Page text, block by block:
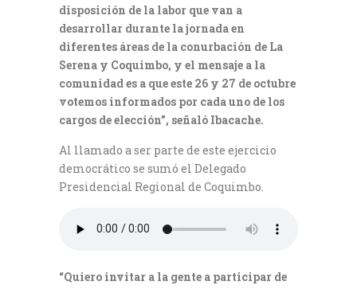
disposición de la labor que van a
desarrollar durante la jornada en
diferentes áreas de la conurbación de La
Serena y Coquimbo, y el mensaje a la
comunidad es a que este 26 y 27 de octubre
votemos informados por cada uno de los
cargos de elección”, señaló Ibacache.
Al llamado a ser parte de este ejercicio
democrático se sumó el Delegado
Presidencial Regional de Coquimbo.
“Quiero invitar a la gente a participar de